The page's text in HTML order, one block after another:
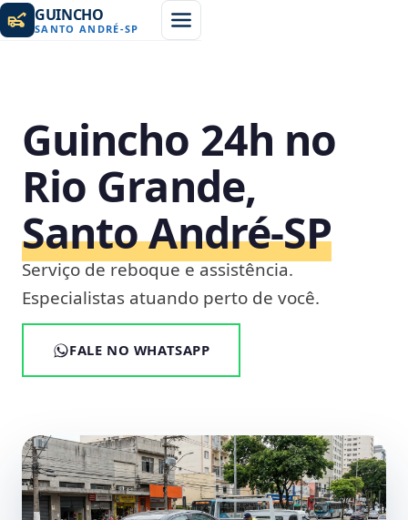
GUINCHO
SANTO ANDRÉ-SP
Guincho 24h no
Rio Grande,
Santo André‑SP
Serviço de reboque e assistência.
Especialistas atuando perto de você.
FALE NO WHATSAPP